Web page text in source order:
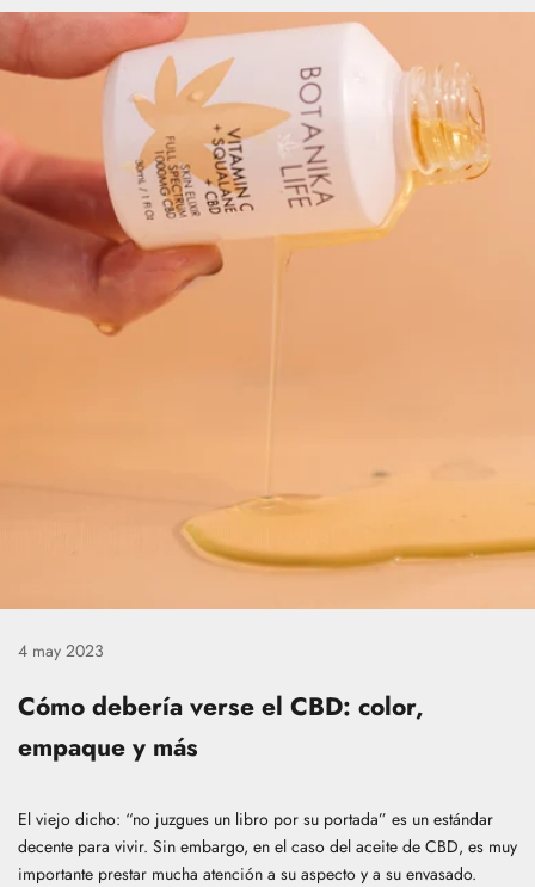
4 may 2023
Cómo debería verse el CBD: color,
empaque y más
El viejo dicho: “no juzgues un libro por su portada” es un estándar
decente para vivir. Sin embargo, en el caso del aceite de CBD, es muy
importante prestar mucha atención a su aspecto y a su envasado.